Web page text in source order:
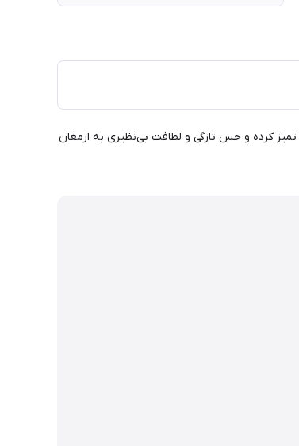
عمیقاً تمیز کرده و حس تازگی و لطافت بی‌نظیری به ارمغان